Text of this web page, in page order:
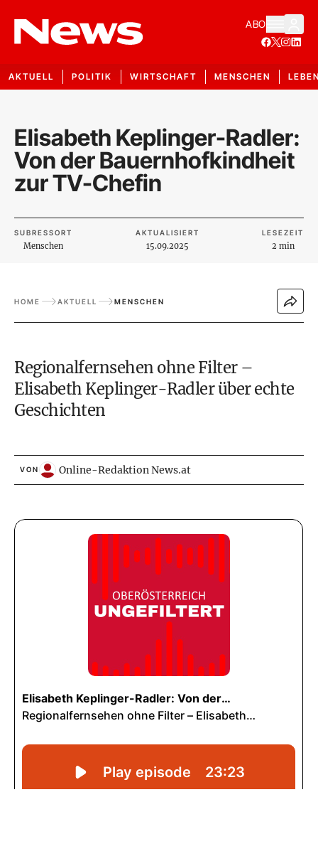
ABO
AKTUELL POLITIK WIRTSCHAFT MENSCHEN
Elisabeth Keplinger-Radler:
Von der Bauernhofkindheit
zur TV-Chefin
SUBRESSORT
Menschen
AKTUALISIERT
15.09.2025
LESEZEIT
2 min
HOME AKTUELL MENSCHEN
Regionalfernsehen ohne Filter –
Elisabeth Keplinger-Radler über echte
Geschichten
VON Online-Redaktion News.at